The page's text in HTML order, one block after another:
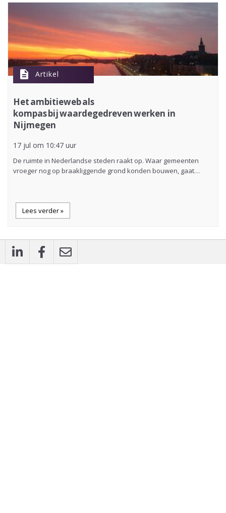
description Artikel
Het ambitieweb als
kompas bij waardegedreven werken in
Nijmegen
17 jul om 10:47 uur
De ruimte in Nederlandse steden raakt op. Waar gemeenten
vroeger nog op braakliggende grond konden bouwen, gaat…
Lees verder »